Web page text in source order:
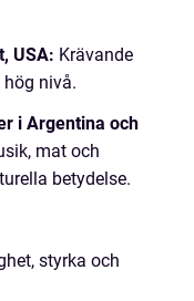
USA: Krävande
nivå.
i Argentina och
mat och
betydelse.
styrka och